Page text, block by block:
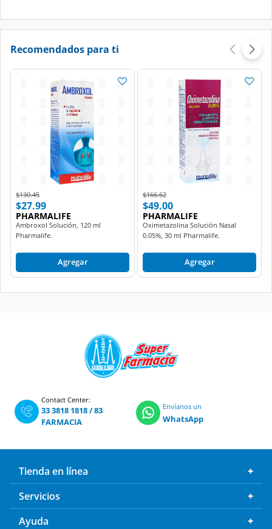
Recomendados para ti
Price reduced from
$130.45to
$27.99
PHARMALIFE
Ambroxol Solución, 120 ml
Pharmalife.
Agregar
Price reduced from
$166.62to
$49.00
PHARMALIFE
Oximetazolina Solución Nasal
0.05%, 30 ml Pharmalife.
Agregar
Contact Center:
33 3818 1818/83
FARMACIA
Envíanos un
WhatsApp
Tienda en línea
Servicios
Ayuda